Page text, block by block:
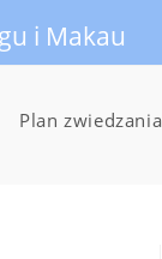
i Makau
Plan zwiedzania